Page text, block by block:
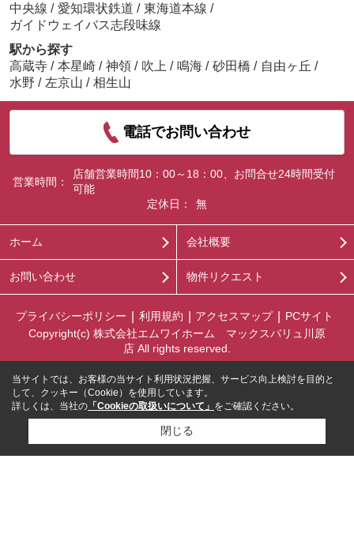
中央線 / 愛知環状鉄道 / 東海道本線 /
ガイドウェイバス志段味線
駅から探す
高蔵寺 / 本星崎 / 神領 / 吹上 / 鳴海 / 砂田橋 / 自由ヶ丘 /
水野 / 左京山 / 相生山
電話でお問い合わせ
営業時間：
店舗営業時間10：00～18：00、お問合せ24時間受付
可能
定休日：
無
ホーム 会社概要
お問い合わせ 物件リクエスト
プライバシーポリシー 利用規約 アクセスマップ
PCサイト
Copyright(c) 株式会社エムワイホーム マックスバリュ川原
店 All rights reserved.
当サイトでは、お客様の当サイト利用状況把握、サービス向上検討を目的と
して、クッキー（Cookie）を使用しています。
詳しくは、当社の 「Cookieの取扱いについて」 をご確認ください。
閉じる